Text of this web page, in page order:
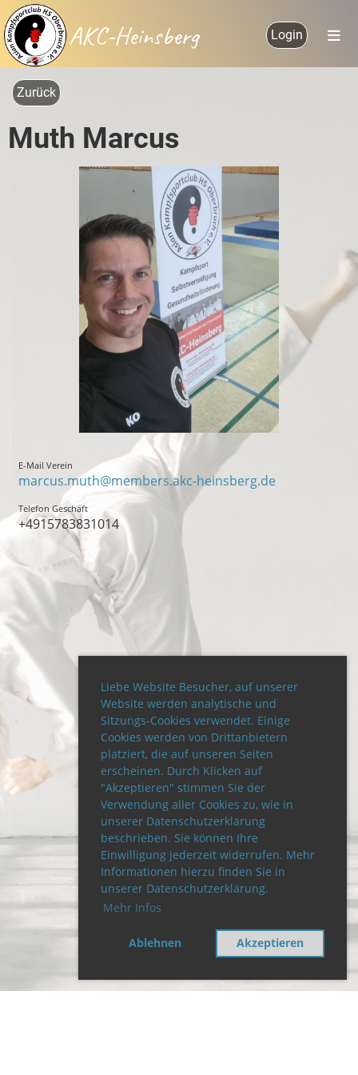
Liebe Website Besucher, auf unserer
Website werden analytische und
Sitzungs-Cookies verwendet. Einige
Cookies werden von Drittanbietern
platziert, die auf unseren Seiten
erscheinen. Durch Klicken auf
"Akzeptieren" stimmen Sie der
Verwendung aller Cookies zu, wie in
unserer Datenschutzerklärung
beschrieben. Sie können Ihre
Einwilligung jederzeit widerrufen. Mehr
Informationen hierzu finden Sie in
unserer Datenschutzerklärung.
Mehr Infos
Ablehnen Akzeptieren
AKC-Heinsberg Login
Zurück
Muth Marcus
E-Mail Verein
marcus.muth@members.akc-heinsberg.de
Telefon Geschäft
+4915783831014